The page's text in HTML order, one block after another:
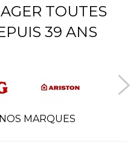
TOUTES
39 ANS
MARQUES